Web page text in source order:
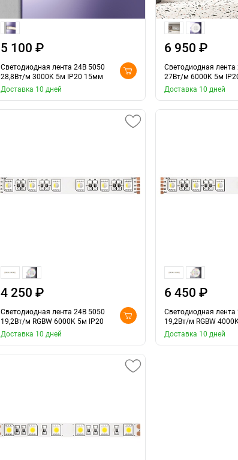
5 100 ₽
Светодиодная лента 24В 5050
28,8Вт/м 3000K 5м IP20 15мм
Доставка 10 дней
6 950 ₽
Светодиодная лента
27Вт/м 6000K 5м
Доставка 10 дней
4 250 ₽
Светодиодная лента 24В 5050
19,2Вт/м RGBW 6000K 5м IP20
Доставка 10 дней
6 450 ₽
Светодиодная лента
19,2Вт/м RGBW
Доставка 10 дней